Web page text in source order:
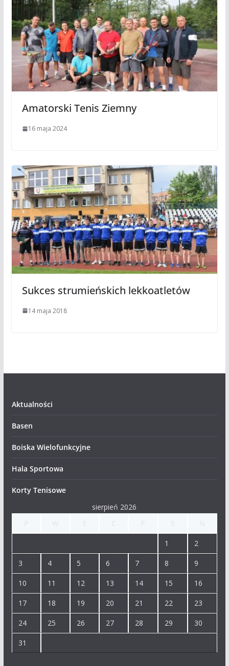
Amatorski Tenis Ziemny
16 maja 2024
Sukces strumieńskich lekkoatletów
14 maja 2018
Aktualności
Basen
Boiska Wielofunkcyjne
Hala Sportowa
Korty Tenisowe
sierpień 2026
1 2
3 4 5 6 7 8 9
10 11 12 13 14 15 16
17 18 19 20 21 22 23
24 25 26 27 28 29 30
31